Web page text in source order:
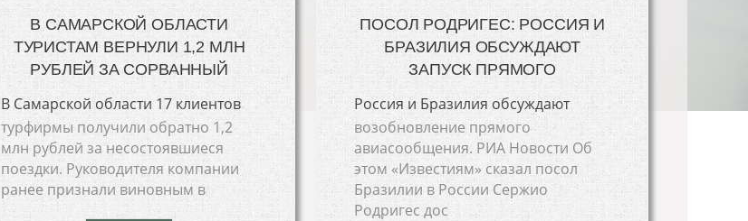
В САМАРСКОЙ ОБЛАСТИ
ТУРИСТАМ ВЕРНУЛИ 1,2 МЛН
РУБЛЕЙ ЗА СОРВАННЫЙ
В Самарской области 17 клиентов
турфирмы получили обратно 1,2
млн рублей за несостоявшиеся
поездки. Руководителя компании
ранее признали виновным в
ПОСОЛ РОДРИГЕС: РОССИЯ И
БРАЗИЛИЯ ОБСУЖДАЮТ
ЗАПУСК ПРЯМОГО
Россия и Бразилия обсуждают
возобновление прямого
авиасообщения. РИА Новости Об
этом «Известиям» сказал посол
Бразилии в России Сержио
Родригес дос